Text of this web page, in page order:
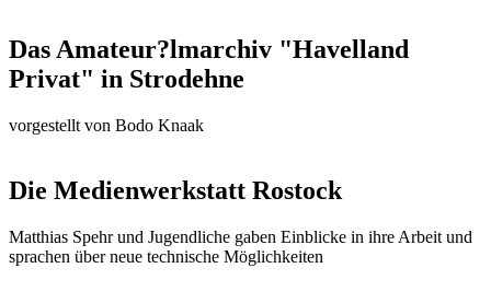
Das Amateur?lmarchiv "Havelland
Privat" in Strodehne
vorgestellt von Bodo Knaak
Die Medienwerkstatt Rostock
Matthias Spehr und Jugendliche gaben Einblicke in ihre Arbeit und
sprachen über neue technische Möglichkeiten